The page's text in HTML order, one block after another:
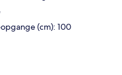
(cm): 100